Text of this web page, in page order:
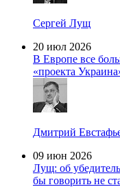
Сергей Лущ
20 июл 2026
В Европе все
«проекта
Дмитрий
09 июн 2026
Лущ: об
бы говорить не